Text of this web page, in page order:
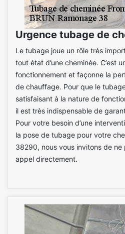
Urgence tubage de
Le tubage joue un rôle très
tout état d’une cheminée. C’est
fonctionnement et façonne la
de chauffage. Pour que le
satisfaisant à la nature de
il est très indispensable de
Pour votre besoin d’une
la pose de tubage pour votre
38290, nous vous invitons de ne
appel directement.